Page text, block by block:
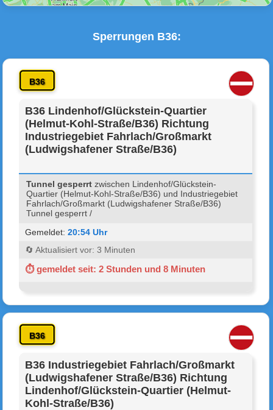
Sperrungen B36:
B36
B36 Lindenhof/Glückstein-Quartier
(Helmut-Kohl-Straße/B36) Richtung
Industriegebiet Fahrlach/Großmarkt
(Ludwigshafener Straße/B36)
Tunnel gesperrt zwischen Lindenhof/Glückstein-
Quartier (Helmut-Kohl-Straße/B36) und Industriegebiet
Fahrlach/Großmarkt (Ludwigshafener Straße/B36)
Tunnel gesperrt /
Gemeldet:20:54 Uhr
🔄 Aktualisiert vor: 3 Minuten
⏱ gemeldet seit: 2 Stunden und 8 Minuten
B36
B36 Industriegebiet Fahrlach/Großmarkt
(Ludwigshafener Straße/B36) Richtung
Lindenhof/Glückstein-Quartier (Helmut-
Kohl-Straße/B36)